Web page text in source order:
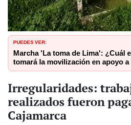
PUEDES VER:
Marcha 'La toma de Lima': ¿Cuál
tomará la movilización en apoyo
Irregularidades:
realizados fueron
Cajamarca